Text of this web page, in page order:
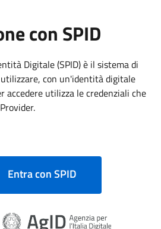
con SPID
Digitale (SPID) è il sistema di
con un'identità digitale
accedere utilizza le credenziali che
Entra con SPID